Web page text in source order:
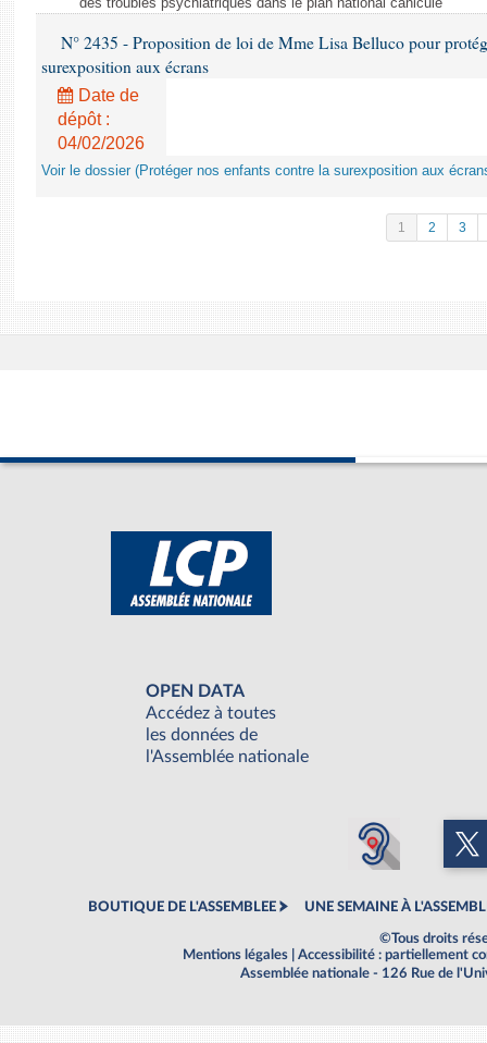
des troubles psychiatriques dans le plan national canicule
N° 2435 - Proposition de loi de Mme Lisa Belluco pour
surexposition aux écrans
Date de
dépôt :
04/02/2026
Voir le dossier (Protéger nos enfants contre la surexposition aux
1 2 3
OPEN DATA
Accédez à toutes
les données de
l'Assemblée nationale
BOUTIQUE DE L'ASSEMBLEE UNE SEMAINE À
©Tous droits
Mentions légales
Accessibilité : partiellement
Assemblée nationale - 126 Rue de